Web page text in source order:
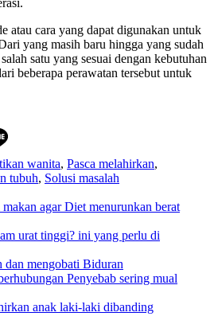
atau cara yang dapat digunakan untuk
yang masih baru hingga yang sudah
satu yang sesuai dengan kebutuhan
beberapa perawatan tersebut untuk
wanita, Pasca melahirkan,
tubuh, Solusi masalah
makan agar Diet menurunkan berat
urat tinggi? ini yang perlu di
dan mengobati Biduran
Penyebab sering mual